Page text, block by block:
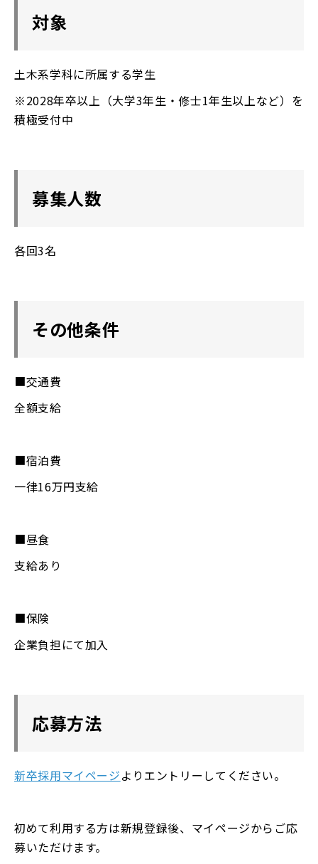
対象
土木系学科に所属する学生
※2028年卒以上（大学3年生・修士1年生以上など）を
積極受付中
募集人数
各回3名
その他条件
■交通費
全額支給
■宿泊費
一律16万円支給
■昼食
支給あり
■保険
企業負担にて加入
応募方法
新卒採用マイページよりエントリーしてください。
初めて利用する方は新規登録後、マイページからご応
募いただけます。